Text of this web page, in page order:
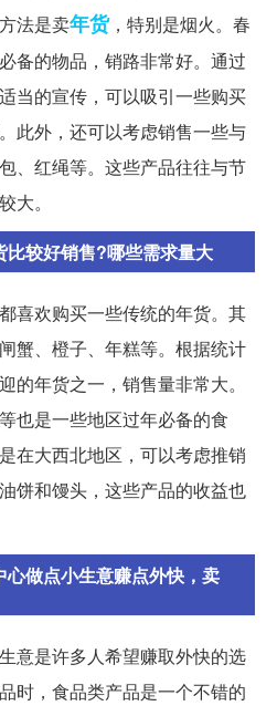
法是卖年货，特别是烟火。春
备的物品，销路非常好。通过
当的宣传，可以吸引一些购买
此外，还可以考虑销售一些与
、红绳等。这些产品往往与节
大。
较好销售?哪些需求量大
喜欢购买一些传统的年货。其
蟹、橙子、年糕等。根据统计
的年货之一，销售量非常大。
也是一些地区过年必备的食
在大西北地区，可以考虑推销
饼和馒头，这些产品的收益也
做点小生意赚点外快，卖
意是许多人希望赚取外快的选
时，食品类产品是一个不错的